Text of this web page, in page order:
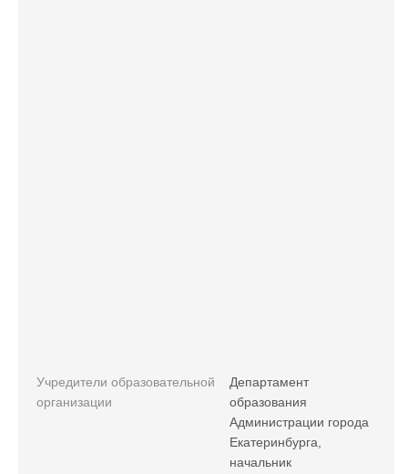
Учредители образовательной
организации
Департамент
образования
Администрации города
Екатеринбурга,
начальник